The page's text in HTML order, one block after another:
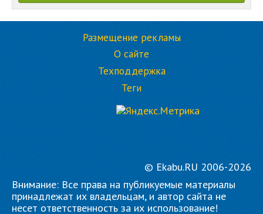
Размещение рекламы
О сайте
Техподдержка
Теги
© Ekabu.RU 2006-2026
Внимание: Все права на публикуемые материалы
принадлежат их владельцам, и автор сайта не
несет ответственность за их использование!